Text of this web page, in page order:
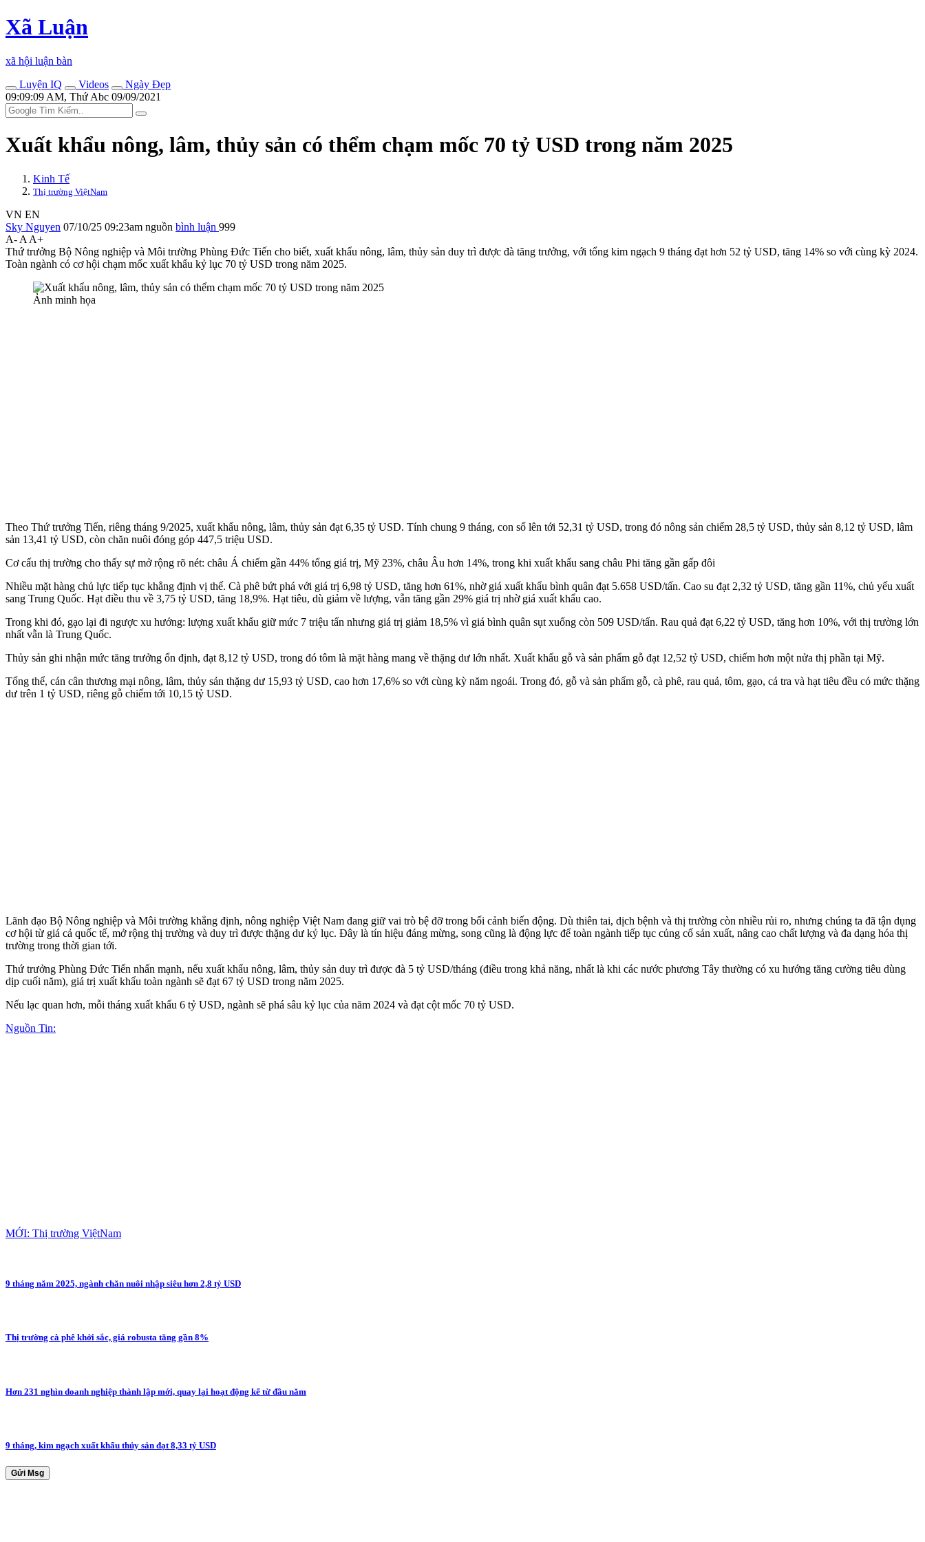
Xã Luận
xã hội luận bàn
Luyện IQ
Videos
Ngày Đẹp
09:09:09 AM, Thứ Abc 09/09/2021
Xuất khẩu nông, lâm, thủy sản có thểm chạm mốc 70 tỷ USD trong năm 2025
Kinh Tế
Thị trường ViệtNam
VN EN
Sky Nguyen 07/10/25 09:23am nguồn bình luận 999
A- A A+
Thứ trưởng Bộ Nông nghiệp và Môi trường Phùng Đức Tiến cho biết, xuất khẩu nông, lâm, thủy sản duy trì được đà tăng trưởng, với tổng kim ngạch 9 tháng đạt hơn 52 tỷ USD, tăng 14% so với cùng kỳ 2024.
Toàn ngành có cơ hội chạm mốc xuất khẩu kỷ lục 70 tỷ USD trong năm 2025.
Ảnh minh họa
Theo Thứ trưởng Tiến, riêng tháng 9/2025, xuất khẩu nông, lâm, thủy sản đạt 6,35 tỷ USD. Tính chung 9 tháng, con số lên tới 52,31 tỷ USD, trong đó nông sản chiếm 28,5 tỷ USD, thủy sản 8,12 tỷ USD, lâm
sản 13,41 tỷ USD, còn chăn nuôi đóng góp 447,5 triệu USD.
Cơ cấu thị trường cho thấy sự mở rộng rõ nét: châu Á chiếm gần 44% tổng giá trị, Mỹ 23%, châu Âu hơn 14%, trong khi xuất khẩu sang châu Phi tăng gần gấp đôi
Nhiều mặt hàng chủ lực tiếp tục khẳng định vị thế. Cà phê bứt phá với giá trị 6,98 tỷ USD, tăng hơn 61%, nhờ giá xuất khẩu bình quân đạt 5.658 USD/tấn. Cao su đạt 2,32 tỷ USD, tăng gần 11%, chủ yếu xuất
sang Trung Quốc. Hạt điều thu về 3,75 tỷ USD, tăng 18,9%. Hạt tiêu, dù giảm về lượng, vẫn tăng gần 29% giá trị nhờ giá xuất khẩu cao.
Trong khi đó, gạo lại đi ngược xu hướng: lượng xuất khẩu giữ mức 7 triệu tấn nhưng giá trị giảm 18,5% vì giá bình quân sụt xuống còn 509 USD/tấn. Rau quả đạt 6,22 tỷ USD, tăng hơn 10%, với thị trường lớn
nhất vẫn là Trung Quốc.
Thủy sản ghi nhận mức tăng trưởng ổn định, đạt 8,12 tỷ USD, trong đó tôm là mặt hàng mang về thặng dư lớn nhất. Xuất khẩu gỗ và sản phẩm gỗ đạt 12,52 tỷ USD, chiếm hơn một nửa thị phần tại Mỹ.
Tổng thể, cán cân thương mại nông, lâm, thủy sản thặng dư 15,93 tỷ USD, cao hơn 17,6% so với cùng kỳ năm ngoái. Trong đó, gỗ và sản phẩm gỗ, cà phê, rau quả, tôm, gạo, cá tra và hạt tiêu đều có mức thặng
dư trên 1 tỷ USD, riêng gỗ chiếm tới 10,15 tỷ USD.
Lãnh đạo Bộ Nông nghiệp và Môi trường khẳng định, nông nghiệp Việt Nam đang giữ vai trò bệ đỡ trong bối cảnh biến động. Dù thiên tai, dịch bệnh và thị trường còn nhiều rủi ro, nhưng chúng ta đã tận dụng
cơ hội từ giá cả quốc tế, mở rộng thị trường và duy trì được thặng dư kỷ lục. Đây là tín hiệu đáng mừng, song cũng là động lực để toàn ngành tiếp tục củng cố sản xuất, nâng cao chất lượng và đa dạng hóa thị
trường trong thời gian tới.
Thứ trưởng Phùng Đức Tiến nhấn mạnh, nếu xuất khẩu nông, lâm, thủy sản duy trì được đà 5 tỷ USD/tháng (điều trong khả năng, nhất là khi các nước phương Tây thường có xu hướng tăng cường tiêu dùng
dịp cuối năm), giá trị xuất khẩu toàn ngành sẽ đạt 67 tỷ USD trong năm 2025.
Nếu lạc quan hơn, mỗi tháng xuất khẩu 6 tỷ USD, ngành sẽ phá sâu kỷ lục của năm 2024 và đạt cột mốc 70 tỷ USD.
Nguồn Tin:
MỚI: Thị trường ViệtNam
9 tháng năm 2025, ngành chăn nuôi nhập siêu hơn 2,8 tỷ USD
Thị trường cà phê khởi sắc, giá robusta tăng gần 8%
Hơn 231 nghìn doanh nghiệp thành lập mới, quay lại hoạt động kể từ đầu năm
9 tháng, kim ngạch xuất khẩu thủy sản đạt 8,33 tỷ USD
Gửi Msg